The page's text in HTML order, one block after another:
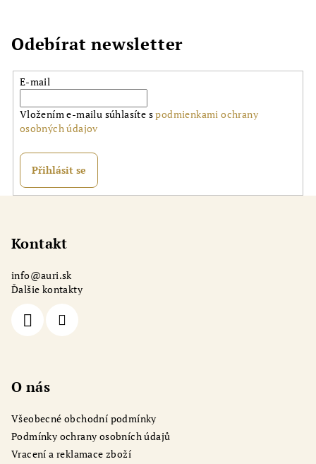
í
k
i
í
Odebírat newsletter
E-mail
Vložením e-mailu súhlasíte spodmienkami ochrany
osobných údajov
Přihlásit se
Kontakt
info@auri.sk
Ďalšie kontakty
O nás
Všeobecné obchodní podmínky
Podmínky ochrany osobních údajů
Vracení a reklamace zboží